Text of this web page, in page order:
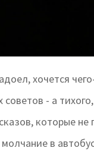
хочется
- а
которые
в